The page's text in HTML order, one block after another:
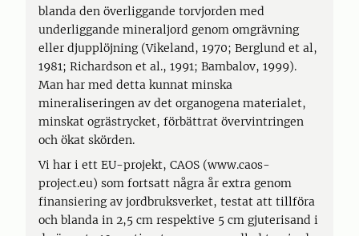
blanda den överliggande torvjorden med
underliggande mineraljord genom omgrävning
eller djupplöjning (Vikeland, 1970; Berglund et al,
1981; Richardson et al., 1991; Bambalov, 1999).
Man har med detta kunnat minska
mineraliseringen av det organogena materialet,
minskat ogrästrycket, förbättrat övervintringen
och ökat skörden.
Vi har i ett EU-projekt, CAOS (www.caos-
project.eu) som fortsatt några år extra genom
finansiering av jordbruksverket, testat att tillföra
och blanda in 2,5 cm respektive 5 cm gjuterisand i